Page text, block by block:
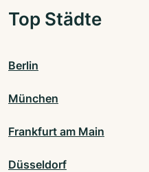
Top Städte
Berlin
München
Frankfurt am Main
Düsseldorf